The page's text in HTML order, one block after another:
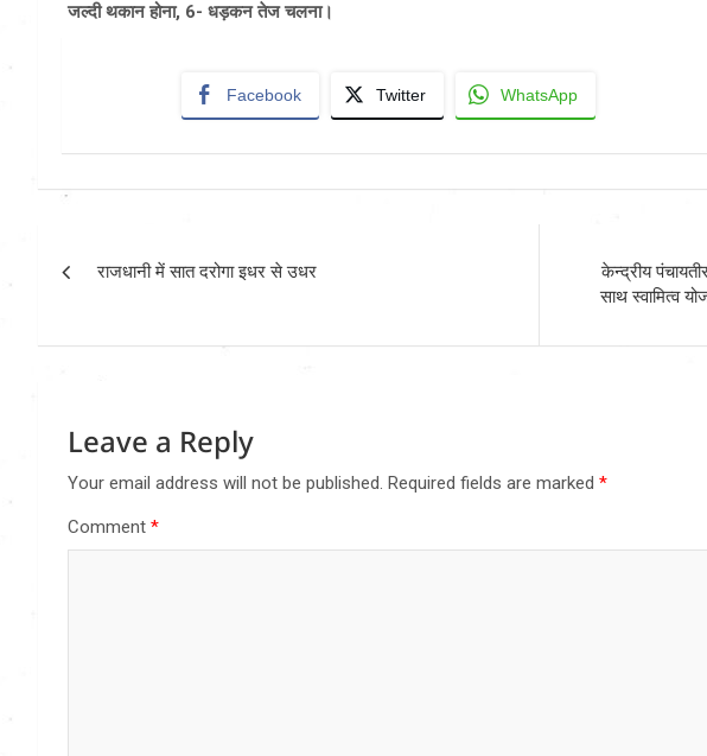
जल्दी थकान होना, 6- धड़कन तेज चलना।
Facebook Twitter WhatsApp
navigation
राजधानी में सात दरोगा इधर से उधर
केन्द्रीय
साथ स्वामित्व
Leave a Reply
Your email address will not be published. Required fields are marked *
Comment *